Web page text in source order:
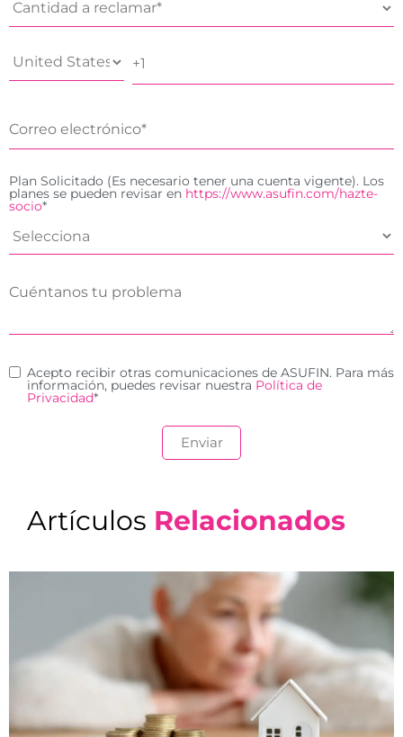
Plan Solicitado (Es necesario tener una cuenta vigente). Los
planes se pueden revisar en https://www.asufin.com/hazte-
socio*
Acepto recibir otras comunicaciones de ASUFIN. Para más
información, puedes revisar nuestra Política de
Privacidad*
Artículos Relacionados